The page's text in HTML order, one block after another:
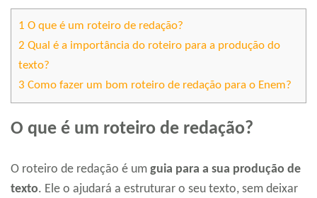
1 O que é um roteiro de redação?
2 Qual é a importância do roteiro para a produção do
texto?
3 Como fazer um bom roteiro de redação para o Enem?
O que é um roteiro de redação?
O roteiro de redação é um guia para a sua produção de
texto. Ele o ajudará a estruturar o seu texto, sem deixar